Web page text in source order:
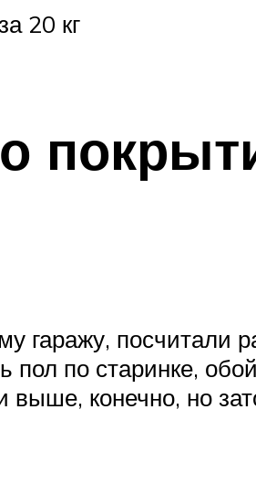
20 кг
гаражу, посчитали
по старинке,
выше, конечно, но